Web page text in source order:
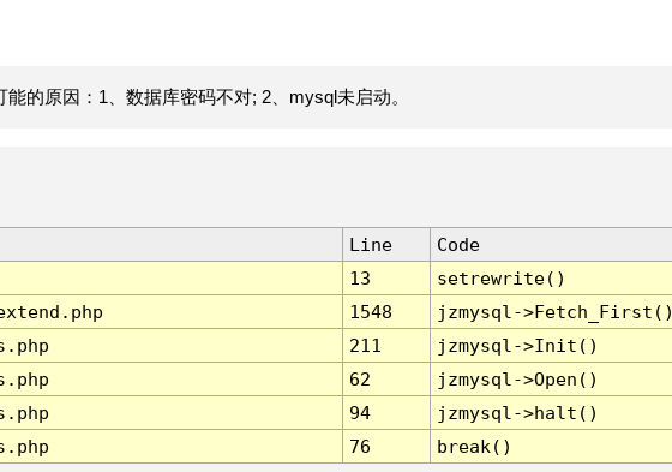
的原因：1、数据库密码不对; 2、mysql未启动。
Line
Code
13
setrewrite()
1548
jzmysql-
211
jzmysql->Init()
62
jzmysql->Open()
94
jzmysql->halt()
76 break()